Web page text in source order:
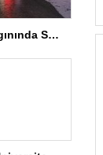
Otomobil Yangınında Sürücü Yaralandı